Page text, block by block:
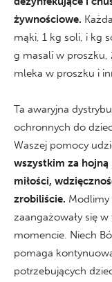
żywnościowe.
mąki, 1 kg soli, i kg
g masali w proszku,
mleka w proszku i
Ta awaryjna
ochronnych do
Waszej pomocy
wszystkim za hojną
miłości,
zrobiliście. Modlimy
zaangażowały się
momencie. Niech
pomaga
potrzebujących